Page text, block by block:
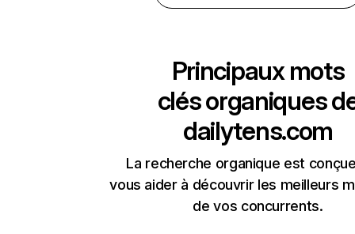
Principaux mots
clés organiques
dailytens.com
La recherche organique est
vous aider à découvrir les meilleurs
de vos concurrents.